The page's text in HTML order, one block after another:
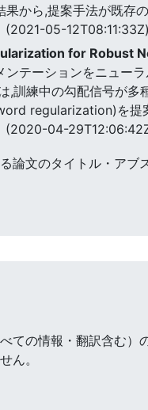
から,提案手法が既存
(2021-05-12T08:11:33Z)
for Robust
ンテーションをニュー
,訓練中の勾配信号が
regularization)を提
(2020-04-
論文のタイトル・アブ
ての情報・翻訳含む
ん。